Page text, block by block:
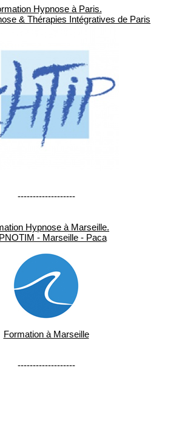
Hypnose à Paris.
& Thérapies Intégratives de Paris
-------------------
Hypnose à Marseille.
- Marseille - Paca
Formation à Marseille
-------------------